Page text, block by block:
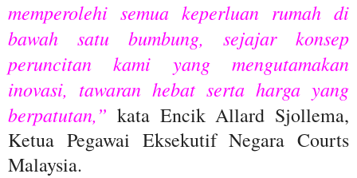
memperolehi semua keperluan rumah di
bawah satu bumbung, sejajar konsep
peruncitan kami yang mengutamakan
inovasi, tawaran hebat serta harga yang
berpatutan,” kata Encik Allard Sjollema,
Ketua Pegawai Eksekutif Negara Courts
Malaysia.